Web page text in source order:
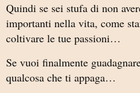
Quindi se sei stufa di non
importanti nella vita, come
coltivare le tue passioni…
Se vuoi finalmente
qualcosa che ti appaga…